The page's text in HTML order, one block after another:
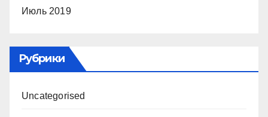
Июль 2019
Рубрики
Uncategorised